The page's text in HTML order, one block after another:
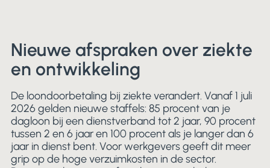
Nieuwe afspraken over ziekte
en ontwikkeling
De loondoorbetaling bij ziekte verandert. Vanaf 1 juli
2026 gelden nieuwe staffels: 85 procent van je
dagloon bij een dienstverband tot 2 jaar, 90 procent
tussen 2 en 6 jaar en 100 procent als je langer dan 6
jaar in dienst bent. Voor werkgevers geeft dit meer
grip op de hoge verzuimkosten in de sector.